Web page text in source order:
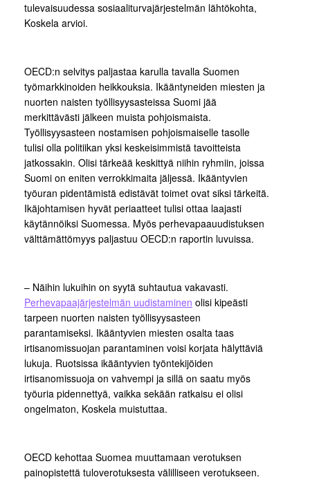
tulevaisuudessa sosiaaliturvajärjestelmän lähtökohta,
Koskela arvioi.
OECD:n selvitys paljastaa karulla tavalla Suomen
työmarkkinoiden heikkouksia. Ikääntyneiden miesten ja
nuorten naisten työllisyysasteissa Suomi jää
merkittävästi jälkeen muista pohjoismaista.
Työllisyysasteen nostamisen pohjoismaiselle tasolle
tulisi olla politiikan yksi keskeisimmistä tavoitteista
jatkossakin. Olisi tärkeää keskittyä niihin ryhmiin, joissa
Suomi on eniten verrokkimaita jäljessä. Ikääntyvien
työuran pidentämistä edistävät toimet ovat siksi tärkeitä.
Ikäjohtamisen hyvät periaatteet tulisi ottaa laajasti
käytännöiksi Suomessa. Myös perhevapaauudistuksen
välttämättömyys paljastuu OECD:n raportin luvuissa.
– Näihin lukuihin on syytä suhtautua vakavasti.
Perhevapaajärjestelmän uudistaminen olisi kipeästi
tarpeen nuorten naisten työllisyysasteen
parantamiseksi. Ikääntyvien miesten osalta taas
irtisanomissuojan parantaminen voisi korjata hälyttäviä
lukuja. Ruotsissa ikääntyvien työntekijöiden
irtisanomissuoja on vahvempi ja sillä on saatu myös
työuria pidennettyä, vaikka sekään ratkaisu ei olisi
ongelmaton, Koskela muistuttaa.
OECD kehottaa Suomea muuttamaan verotuksen
painopistettä tuloverotuksesta välilliseen verotukseen.